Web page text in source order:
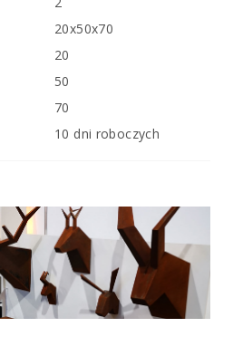
20x50x70
20
50
70
10 dni roboczych